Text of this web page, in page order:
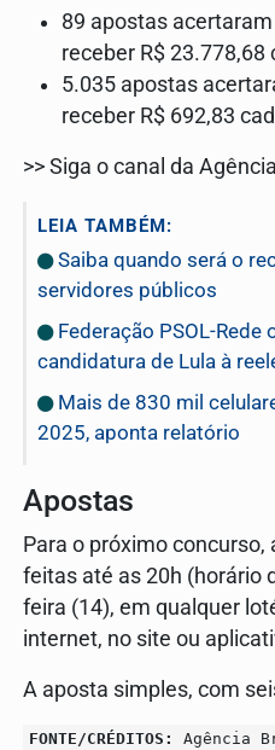
89 apostas
receber R$ 23.778,68
5.035 apostas
receber R$ 692,83
>> Siga o canal da
LEIA TAMBÉM:
Saiba quando será o
servidores públicos
Federação PSOL-Rede
candidatura de Lula à
Mais de 830 mil
2025, aponta relatório
Apostas
Para o próximo
feitas até as 20h (horário
feira (14), em qualquer
internet, no site ou
A aposta simples, com
FONTE/CRÉDITOS: Agência